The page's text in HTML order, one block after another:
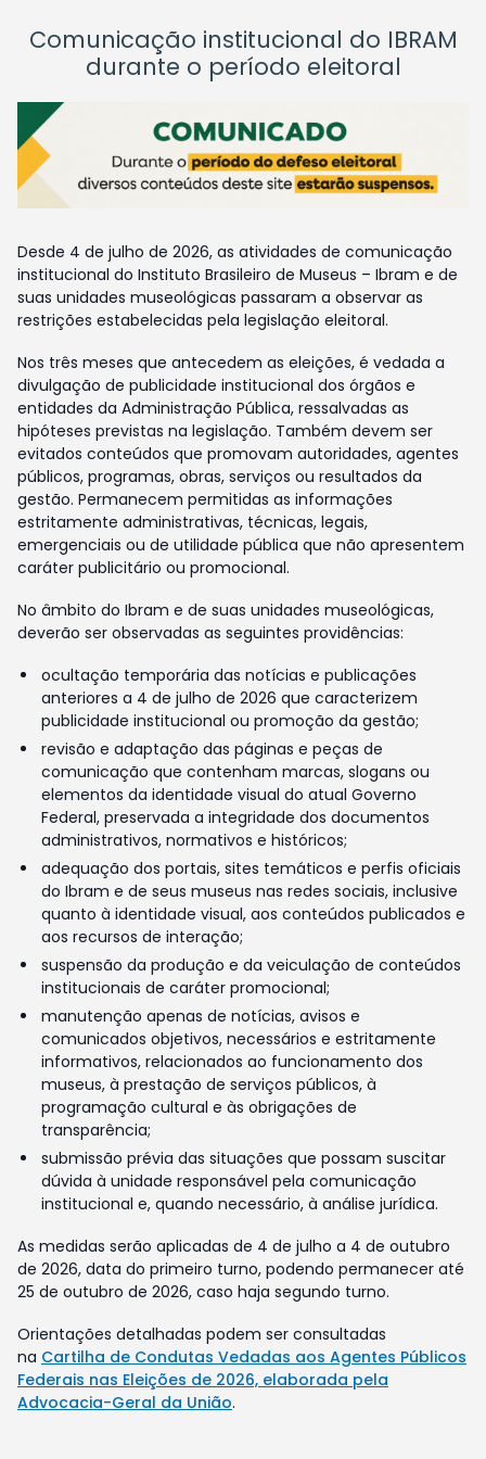
Comunicação institucional do IBRAM
durante o período eleitoral
Desde 4 de julho de 2026, as atividades de comunicação
institucional do Instituto Brasileiro de Museus – Ibram e de
suas unidades museológicas passaram a observar as
restrições estabelecidas pela legislação eleitoral.
Nos três meses que antecedem as eleições, é vedada a
divulgação de publicidade institucional dos órgãos e
entidades da Administração Pública, ressalvadas as
hipóteses previstas na legislação. Também devem ser
evitados conteúdos que promovam autoridades, agentes
públicos, programas, obras, serviços ou resultados da
gestão. Permanecem permitidas as informações
estritamente administrativas, técnicas, legais,
emergenciais ou de utilidade pública que não apresentem
caráter publicitário ou promocional.
No âmbito do Ibram e de suas unidades museológicas,
deverão ser observadas as seguintes providências:
ocultação temporária das notícias e publicações
anteriores a 4 de julho de 2026 que caracterizem
publicidade institucional ou promoção da gestão;
revisão e adaptação das páginas e peças de
comunicação que contenham marcas, slogans ou
elementos da identidade visual do atual Governo
Federal, preservada a integridade dos documentos
administrativos, normativos e históricos;
adequação dos portais, sites temáticos e perfis oficiais
do Ibram e de seus museus nas redes sociais, inclusive
quanto à identidade visual, aos conteúdos publicados e
aos recursos de interação;
suspensão da produção e da veiculação de conteúdos
institucionais de caráter promocional;
manutenção apenas de notícias, avisos e
comunicados objetivos, necessários e estritamente
informativos, relacionados ao funcionamento dos
museus, à prestação de serviços públicos, à
programação cultural e às obrigações de
transparência;
submissão prévia das situações que possam suscitar
dúvida à unidade responsável pela comunicação
institucional e, quando necessário, à análise jurídica.
As medidas serão aplicadas de 4 de julho a 4 de outubro
de 2026, data do primeiro turno, podendo permanecer até
25 de outubro de 2026, caso haja segundo turno.
Orientações detalhadas podem ser consultadas
na Cartilha de Condutas Vedadas aos Agentes Públicos
Federais nas Eleições de 2026, elaborada pela
Advocacia-Geral da União.